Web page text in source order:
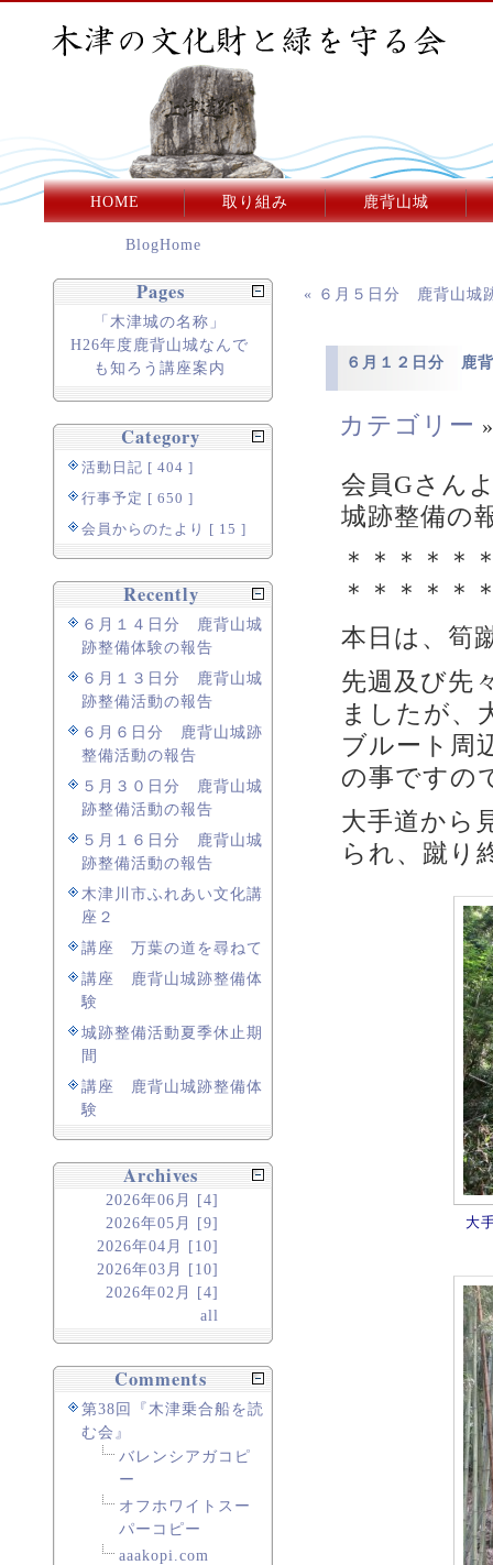
HOME 取り組み 鹿背山城
« ６月５日分 鹿背山城
６月１２日分 鹿
カテゴリー
会員Gさん
城跡整備の
＊＊＊＊＊
＊＊＊＊＊
本日は、筍
先週及び先
ましたが、
ブルート周
の事ですの
大手道から
られ、蹴り
大
BlogHome
Pages
「木津城の名称」
H26年度鹿背山城なんで
も知ろう講座案内
Category
活動日記 [ 404 ]
行事予定 [ 650 ]
会員からのたより [ 15 ]
Recently
６月１４日分 鹿背山城
跡整備体験の報告
６月１３日分 鹿背山城
跡整備活動の報告
６月６日分 鹿背山城跡
整備活動の報告
５月３０日分 鹿背山城
跡整備活動の報告
５月１６日分 鹿背山城
跡整備活動の報告
木津川市ふれあい文化講
座２
講座 万葉の道を尋ねて
講座 鹿背山城跡整備体
験
城跡整備活動夏季休止期
間
講座 鹿背山城跡整備体
験
Archives
2026年06月 [4]
2026年05月 [9]
2026年04月 [10]
2026年03月 [10]
2026年02月 [4]
all
Comments
第38回『木津乗合船を読
む会』
バレンシアガコピ
ー
オフホワイトスー
パーコピー
aaakopi.com